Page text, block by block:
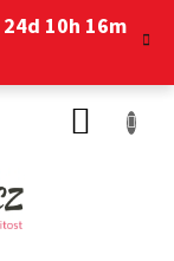
24d 10h 16m